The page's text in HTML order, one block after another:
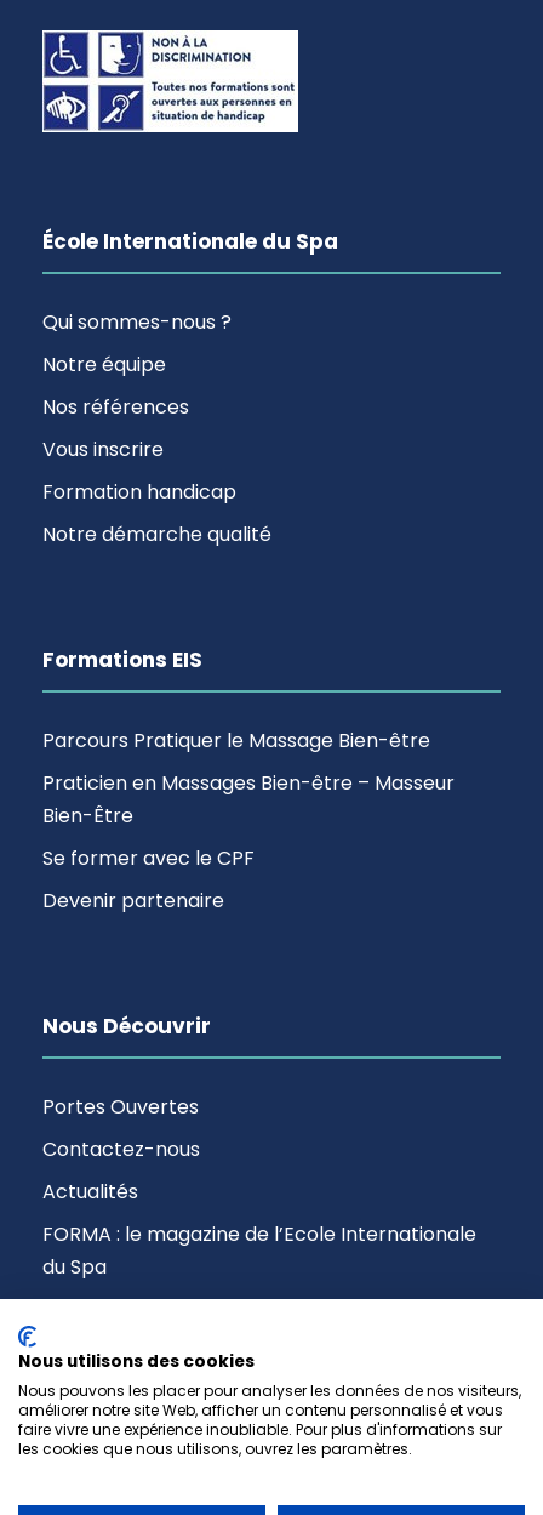
École Internationale du Spa
Qui sommes-nous ?
Notre équipe
Nos références
Vous inscrire
Formation handicap
Notre démarche qualité
Formations EIS
Parcours Pratiquer le Massage Bien-être
Praticien en Massages Bien-être – Masseur
Bien-Être
Se former avec le CPF
Devenir partenaire
Nous Découvrir
Portes Ouvertes
Contactez-nous
Actualités
FORMA : le magazine de l’Ecole Internationale
du Spa
Nous utilisons des cookies
Nous pouvons les placer pour analyser les données de nos visiteurs,
améliorer notre site Web, afficher un contenu personnalisé et vous
faire vivre une expérience inoubliable. Pour plus d'informations sur
les cookies que nous utilisons, ouvrez les paramètres.